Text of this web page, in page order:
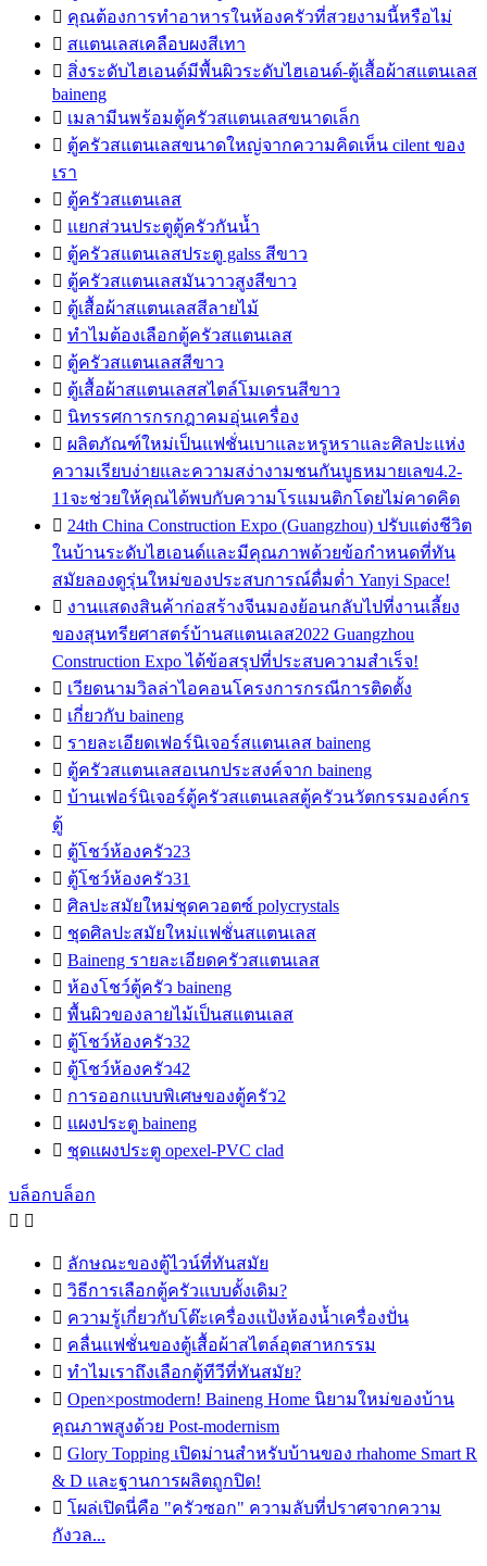
 คุณต้องการทำอาหารในห้องครัวที่สวยงามนี้หรือไม่
 สแตนเลสเคลือบผงสีเทา
 สิ่งระดับไฮเอนด์มีพื้นผิวระดับไฮเอนด์-ตู้เสื้อผ้าสแตนเลส
baineng
 เมลามีนพร้อมตู้ครัวสแตนเลสขนาดเล็ก
 ตู้ครัวสแตนเลสขนาดใหญ่จากความคิดเห็น cilent ของ
เรา
 ตู้ครัวสแตนเลส
 แยกส่วนประตูตู้ครัวกันน้ำ
 ตู้ครัวสแตนเลสประตู galss สีขาว
 ตู้ครัวสแตนเลสมันวาวสูงสีขาว
 ตู้เสื้อผ้าสแตนเลสสีลายไม้
 ทำไมต้องเลือกตู้ครัวสแตนเลส
 ตู้ครัวสแตนเลสสีขาว
 ตู้เสื้อผ้าสแตนเลสสไตล์โมเดรนสีขาว
 นิทรรศการกรกฎาคมอุ่นเครื่อง
 ผลิตภัณฑ์ใหม่เป็นแฟชั่นเบาและหรูหราและศิลปะแห่ง
ความเรียบง่ายและความสง่างามชนกันบูธหมายเลข4.2-
11จะช่วยให้คุณได้พบกับความโรแมนติกโดยไม่คาดคิด
 24th China Construction Expo (Guangzhou) ปรับแต่งชีวิต
ในบ้านระดับไฮเอนด์และมีคุณภาพด้วยข้อกำหนดที่ทัน
สมัยลองดูรุ่นใหม่ของประสบการณ์ดื่มด่ำ Yanyi Space!
 งานแสดงสินค้าก่อสร้างจีนมองย้อนกลับไปที่งานเลี้ยง
ของสุนทรียศาสตร์บ้านสแตนเลส2022 Guangzhou
Construction Expo ได้ข้อสรุปที่ประสบความสำเร็จ!
 เวียดนามวิลล่าไอคอนโครงการกรณีการติดตั้ง
 เกี่ยวกับ baineng
 รายละเอียดเฟอร์นิเจอร์สแตนเลส baineng
 ตู้ครัวสแตนเลสอเนกประสงค์จาก baineng
 บ้านเฟอร์นิเจอร์ตู้ครัวสแตนเลสตู้ครัวนวัตกรรมองค์กร
ตู้
 ตู้โชว์ห้องครัว23
 ตู้โชว์ห้องครัว31
 ศิลปะสมัยใหม่ชุดควอตซ์ polycrystals
 ชุดศิลปะสมัยใหม่แฟชั่นสแตนเลส
 Baineng รายละเอียดครัวสแตนเลส
 ห้องโชว์ตู้ครัว baineng
 พื้นผิวของลายไม้เป็นสแตนเลส
 ตู้โชว์ห้องครัว32
 ตู้โชว์ห้องครัว42
 การออกแบบพิเศษของตู้ครัว2
 แผงประตู baineng
 ชุดแผงประตู opexel-PVC clad
บล็อกบล็อก
 
 ลักษณะของตู้ไวน์ที่ทันสมัย
 วิธีการเลือกตู้ครัวแบบดั้งเดิม?
 ความรู้เกี่ยวกับโต๊ะเครื่องแป้งห้องน้ำเครื่องปั่น
 คลื่นแฟชั่นของตู้เสื้อผ้าสไตล์อุตสาหกรรม
 ทำไมเราถึงเลือกตู้ทีวีที่ทันสมัย?
 Open×postmodern! Baineng Home นิยามใหม่ของบ้าน
คุณภาพสูงด้วย Post-modernism
 Glory Topping เปิดม่านสำหรับบ้านของ rhahome Smart R
& D และฐานการผลิตถูกปิด!
 โผล่เปิดนี่คือ "ครัวซอก" ความลับที่ปราศจากความ
กังวล...